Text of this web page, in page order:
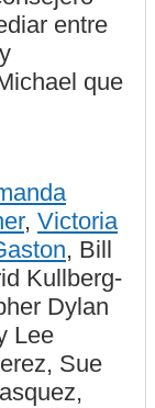
entre
que
, Victoria
, Bill
Kullberg-
Dylan
Lee
Sue